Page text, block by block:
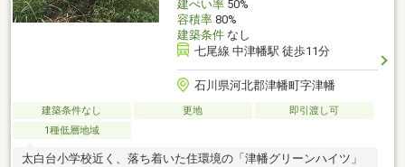
建ぺい率50%
容積率80%
建築条件なし
七尾線 中津幡駅 徒歩11分
石川県河北郡津幡町字津幡
建築条件なし 更地
即引渡し可
1種低層地域
太白台小学校近く、落ち着いた住環境の「津幡グリーンハイツ」